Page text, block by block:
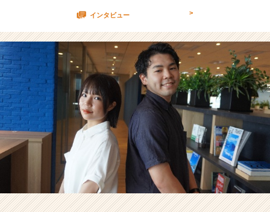
率
【株
式
社
S
T
A
R
C
A
R
E
E
インタビュー >